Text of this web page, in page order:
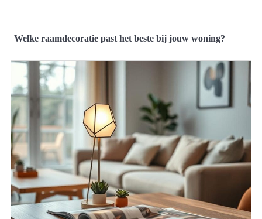
Welke raamdecoratie past het beste bij jouw woning?